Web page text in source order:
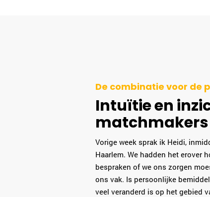
De combinatie voor de
Intuïtie en
matchmakers
Vorige week sprak ik Heidi,
Haarlem. We hadden het erover
bespraken of we ons zorgen
ons vak. Is persoonlijke
veel veranderd is op het gebied